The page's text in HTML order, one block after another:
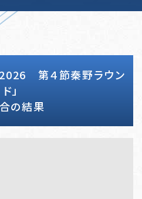
第４節秦野ラウン
ド」
の結果